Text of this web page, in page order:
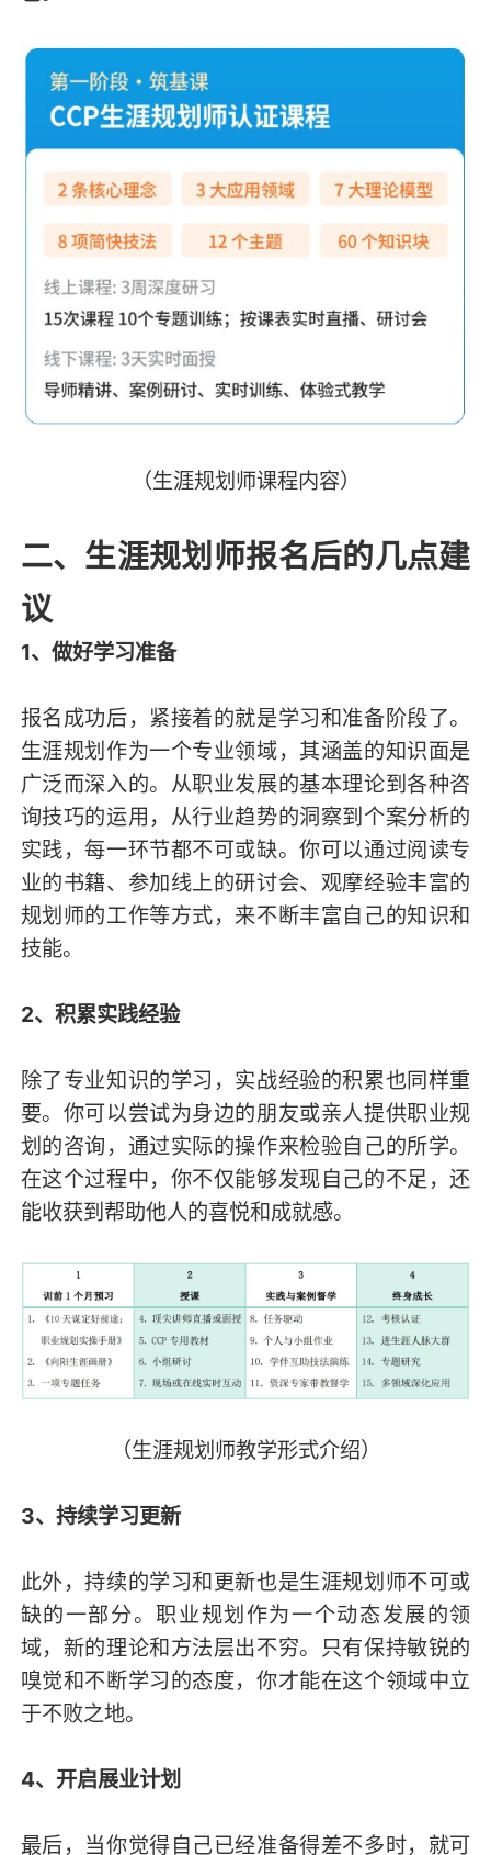
（生涯规划师课程内容）
二、生涯规划师报名后的几点建
议
1、做好学习准备
报名成功后，紧接着的就是学习和准备阶段了。
生涯规划作为一个专业领域，其涵盖的知识面是
广泛而深入的。从职业发展的基本理论到各种咨
询技巧的运用，从行业趋势的洞察到个案分析的
实践，每一环节都不可或缺。你可以通过阅读专
业的书籍、参加线上的研讨会、观摩经验丰富的
规划师的工作等方式，来不断丰富自己的知识和
技能。
2、积累实践经验
除了专业知识的学习，实战经验的积累也同样重
要。你可以尝试为身边的朋友或亲人提供职业规
划的咨询，通过实际的操作来检验自己的所学。
在这个过程中，你不仅能够发现自己的不足，还
能收获到帮助他人的喜悦和成就感。
（生涯规划师教学形式介绍）
3、持续学习更新
此外，持续的学习和更新也是生涯规划师不可或
缺的一部分。职业规划作为一个动态发展的领
域，新的理论和方法层出不穷。只有保持敏锐的
嗅觉和不断学习的态度，你才能在这个领域中立
于不败之地。
4、开启展业计划
最后，当你觉得自己已经准备得差不多时，就可